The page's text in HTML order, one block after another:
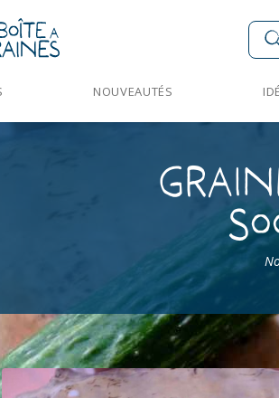
NOUVEAUTÉS
Produits > Graines Légumes >